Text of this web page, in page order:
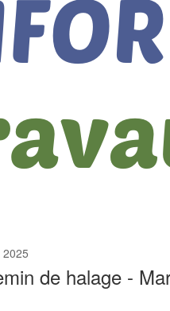
2025
de halage -